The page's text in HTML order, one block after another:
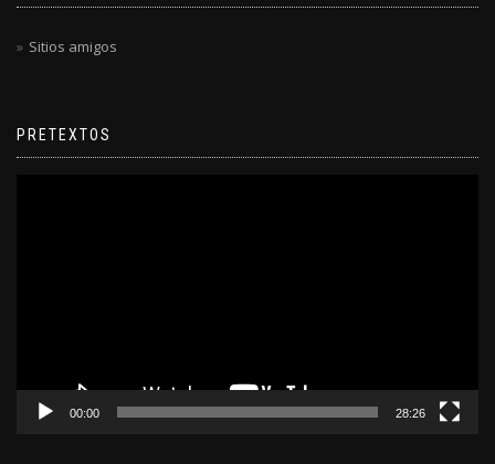
Sitios amigos
PRETEXTOS
00:00 28:26